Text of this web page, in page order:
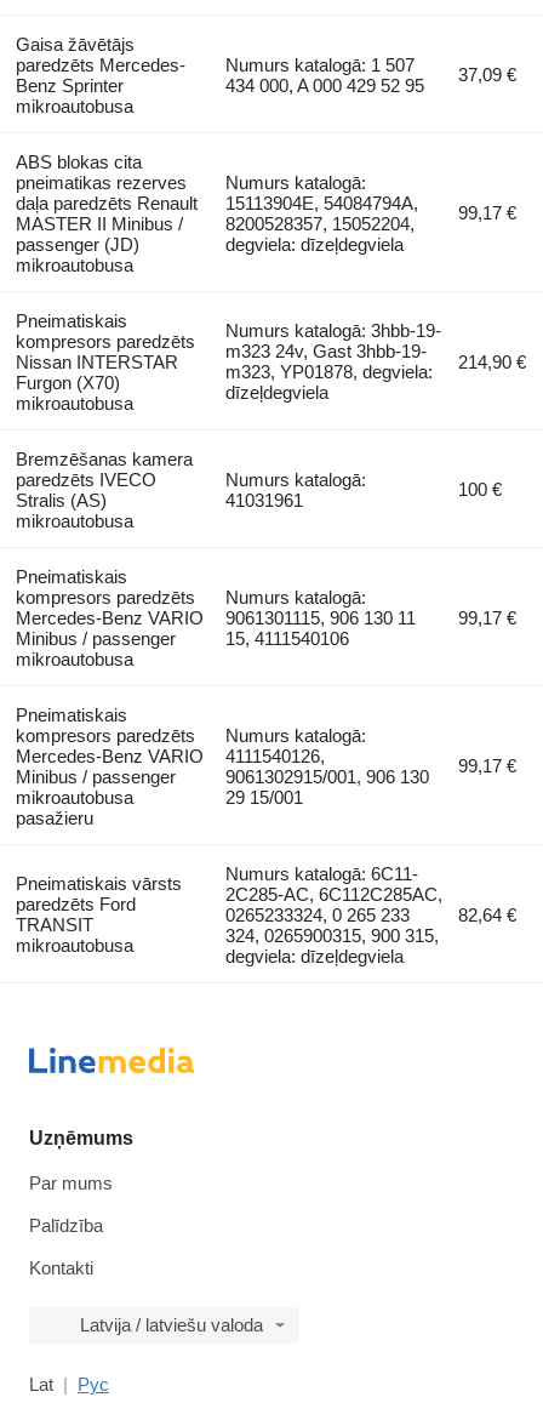
Gaisa žāvētājs
paredzēts Mercedes-
Benz Sprinter
mikroautobusa
Numurs katalogā: 1 507
434 000, A 000 429 52 95
37,09 €
ABS blokas cita
pneimatikas rezerves
daļa paredzēts Renault
MASTER II Minibus /
passenger (JD)
mikroautobusa
Numurs katalogā:
15113904E, 54084794A,
8200528357, 15052204,
degviela: dīzeļdegviela
99,17 €
Pneimatiskais
kompresors paredzēts
Nissan INTERSTAR
Furgon (X70)
mikroautobusa
Numurs katalogā: 3hbb-19-
m323 24v, Gast 3hbb-19-
m323, YP01878, degviela:
dīzeļdegviela
214,90 €
Bremzēšanas kamera
paredzēts IVECO
Stralis (AS)
mikroautobusa
Numurs katalogā:
41031961
100 €
Pneimatiskais
kompresors paredzēts
Mercedes-Benz VARIO
Minibus / passenger
mikroautobusa
Numurs katalogā:
9061301115, 906 130 11
15, 4111540106
99,17 €
Pneimatiskais
kompresors paredzēts
Mercedes-Benz VARIO
Minibus / passenger
mikroautobusa
pasažieru
Numurs katalogā:
4111540126,
9061302915/001, 906 130
29 15/001
99,17 €
Pneimatiskais vārsts
paredzēts Ford
TRANSIT
mikroautobusa
Numurs katalogā: 6C11-
2C285-AC, 6C112C285AC,
0265233324, 0 265 233
324, 0265900315, 900 315,
degviela: dīzeļdegviela
82,64 €
Uzņēmums
Par mums
Palīdzība
Kontakti
Latvija / latviešu valoda
Lat Рус